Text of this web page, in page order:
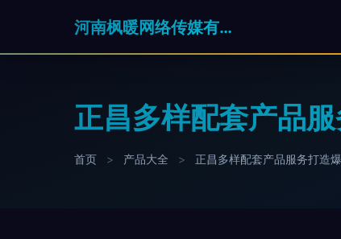
河南枫暖网络传媒有限公司
正昌多样配套产品
首页 > 产品大全 > 正昌多样配套产品服务打造